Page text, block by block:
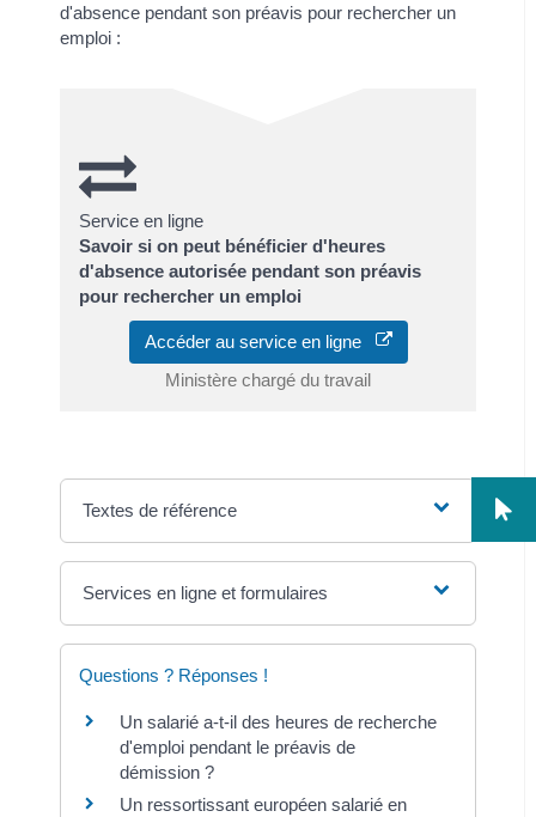
d'absence pendant son préavis pour rechercher un
emploi :
Service en ligne
Savoir si on peut bénéficier d'heures
d'absence autorisée pendant son préavis
pour rechercher un emploi
Accéder au service en ligne
Ministère chargé du travail
Textes de référence
Services en ligne et formulaires
Questions ? Réponses !
Un salarié a-t-il des heures de recherche
d'emploi pendant le préavis de
démission ?
Un ressortissant européen salarié en